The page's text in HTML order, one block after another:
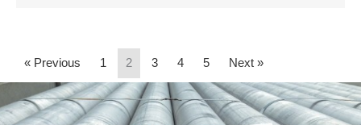
« Previous 1 2 3 4 5 Next »